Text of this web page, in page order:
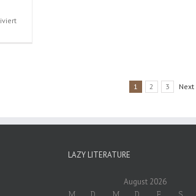
für
1 2 3 Next
LAZY LITERATURE
August 2026